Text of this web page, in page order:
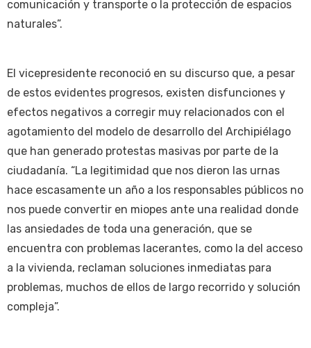
comunicación y transporte o la protección de espacios
naturales”.
El vicepresidente reconoció en su discurso que, a pesar
de estos evidentes progresos, existen disfunciones y
efectos negativos a corregir muy relacionados con el
agotamiento del modelo de desarrollo del Archipiélago
que han generado protestas masivas por parte de la
ciudadanía. “La legitimidad que nos dieron las urnas
hace escasamente un año a los responsables públicos no
nos puede convertir en miopes ante una realidad donde
las ansiedades de toda una generación, que se
encuentra con problemas lacerantes, como la del acceso
a la vivienda, reclaman soluciones inmediatas para
problemas, muchos de ellos de largo recorrido y solución
compleja”.